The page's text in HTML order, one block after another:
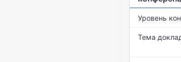
Уровень
Тема